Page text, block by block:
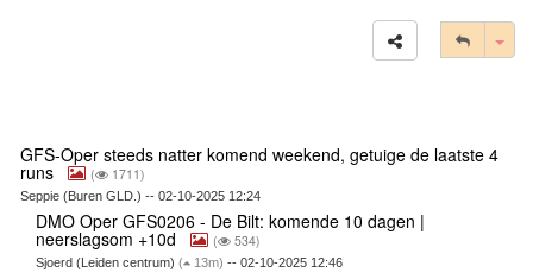
GFS-Oper steeds natter komend weekend, getuige de laatste 4
runs ( 1711)
Seppie (Buren GLD.) -- 02-10-2025 12:24
DMO Oper GFS0206 - De Bilt: komende 10 dagen |
neerslagsom +10d ( 534)
Sjoerd (Leiden centrum) ( 13m) -- 02-10-2025 12:46